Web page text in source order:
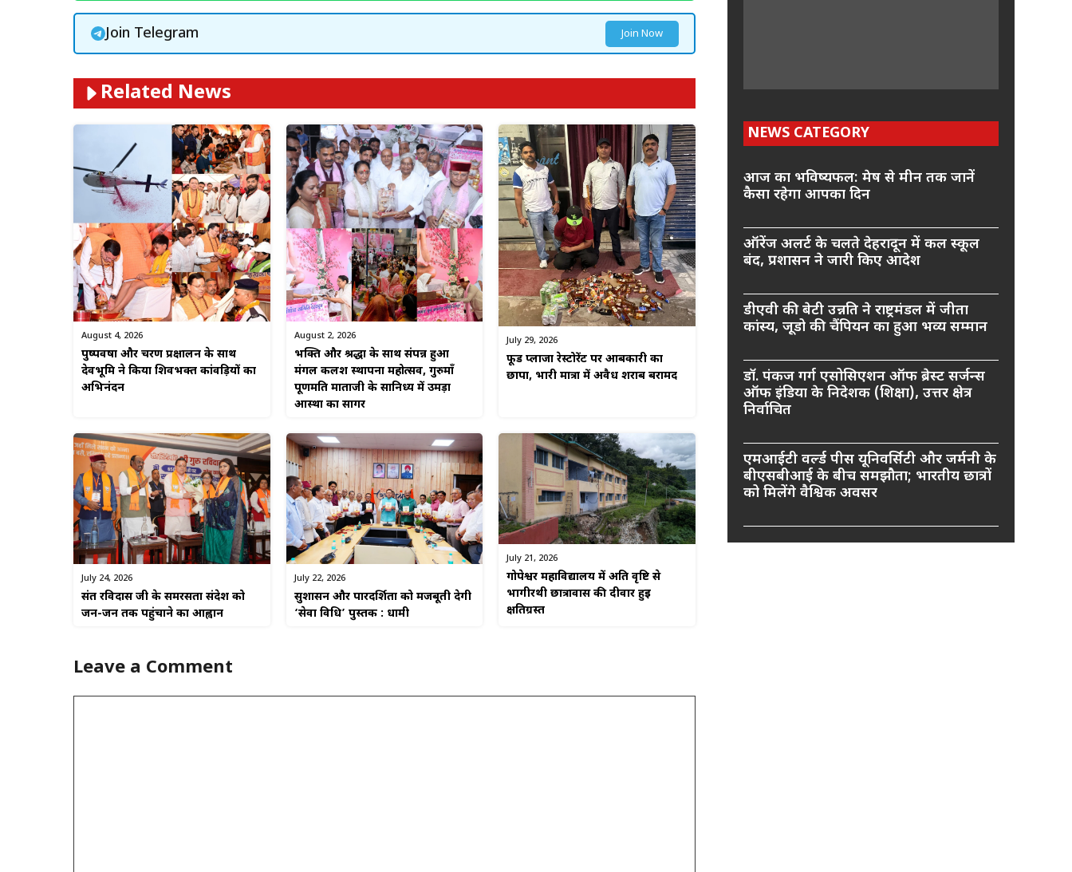
Join Telegram Join Now
Related News
August 4, 2026
पुष्पवर्षा और चरण प्रक्षालन के साथ
देवभूमि ने किया शिवभक्त कांवड़ियों का
अभिनंदन
August 2, 2026
भक्ति और श्रद्धा के साथ संपन्न हुआ
मंगल कलश स्थापना महोत्सव, गुरुमाँ
पूर्णमति माताजी के सानिध्य में उमड़ा
आस्था का सागर
July 29, 2026
फूड प्लाजा रेस्टोरेंट पर आबकारी का
छापा, भारी मात्रा में अवैध शराब बरामद
July 24, 2026
संत रविदास जी के समरसता संदेश को
जन-जन तक पहुंचाने का आह्वान
July 22, 2026
सुशासन और पारदर्शिता को मजबूती देगी
‘सेवा विधि’ पुस्तक : धामी
July 21, 2026
गोपेश्वर महाविद्यालय में अति वृष्टि से
भागीरथी छात्रावास की दीवार हुई
क्षतिग्रस्त
Leave a Comment
NEWS CATEGORY
आज का भविष्यफल: मेष से मीन तक जानें
कैसा रहेगा आपका दिन
ऑरेंज अलर्ट के चलते देहरादून में कल स्कूल
बंद, प्रशासन ने जारी किए आदेश
डीएवी की बेटी उन्नति ने राष्ट्रमंडल में जीता
कांस्य, जूडो की चैंपियन का हुआ भव्य सम्मान
डॉ. पंकज गर्ग एसोसिएशन ऑफ ब्रेस्ट सर्जन्स
ऑफ इंडिया के निदेशक (शिक्षा), उत्तर क्षेत्र
निर्वाचित
एमआईटी वर्ल्ड पीस यूनिवर्सिटी और जर्मनी के
बीएसबीआई के बीच समझौता; भारतीय छात्रों
को मिलेंगे वैश्विक अवसर